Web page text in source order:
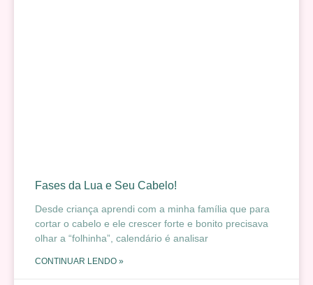
Fases da Lua e Seu Cabelo!
Desde criança aprendi com a minha família que para
cortar o cabelo e ele crescer forte e bonito precisava
olhar a “folhinha”, calendário é analisar
CONTINUAR LENDO »